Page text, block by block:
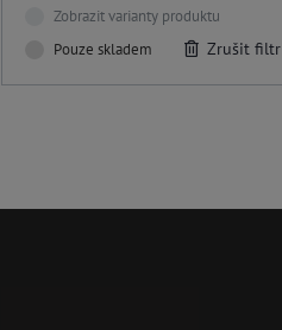
Zobrazit varianty produktu
Pouze skladem
Zrušit filtr